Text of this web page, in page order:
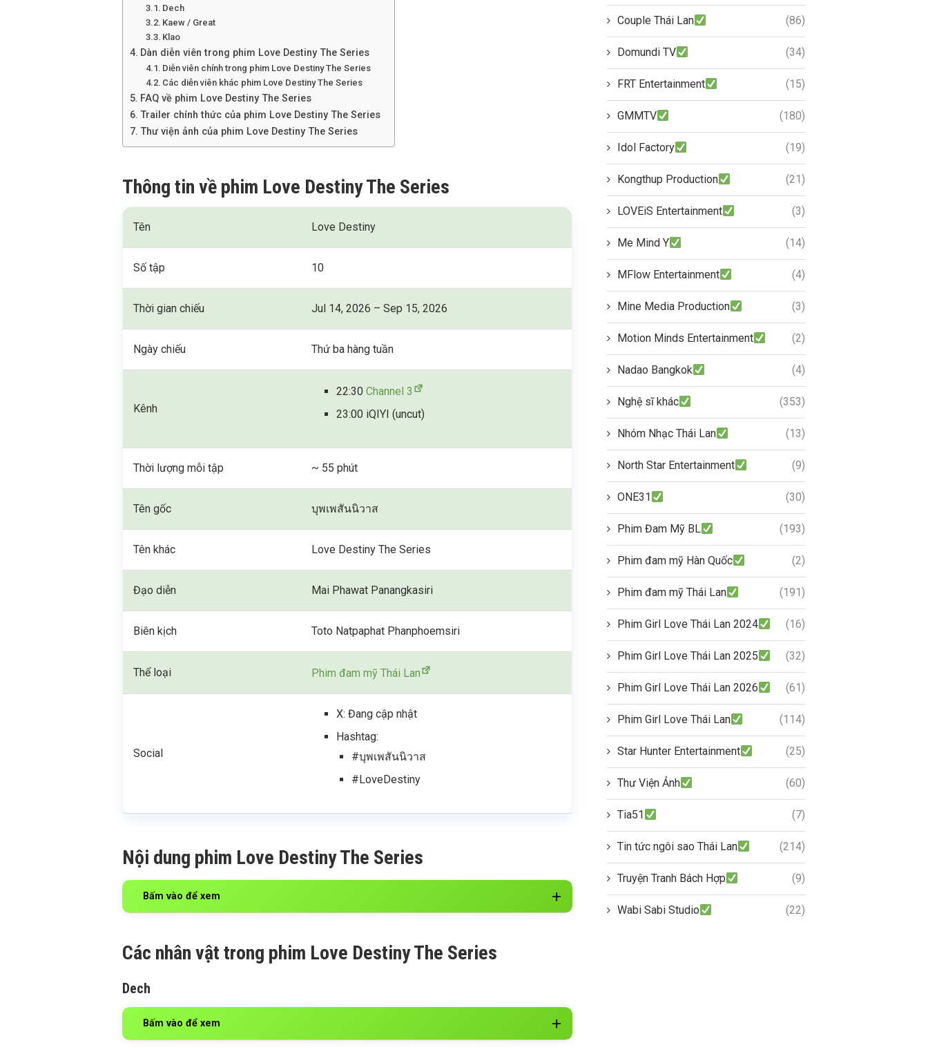
Dech
Kaew / Great
Klao
Dàn diễn viên trong phim Love Destiny The Series
Diễn viên chính trong phim Love Destiny The Series
Các diễn viên khác phim Love Destiny The Series
FAQ về phim Love Destiny The Series
Trailer chính thức của phim Love Destiny The Series
Thư viện ảnh của phim Love Destiny The Series
Thông tin về phim Love Destiny The Series
Tên Love Destiny
Số tập 10
Thời gian chiếu Jul 14, 2026 – Sep 15, 2026
Ngày chiếu Thứ ba hàng tuần
Kênh
22:30Channel 3
23:00 iQIYI (uncut)
Thời lượng mỗi tập ~ 55 phút
Tên gốc บุพเพสันนิวาส
Tên khác Love Destiny The Series
Đạo diễn Mai Phawat Panangkasiri
Biên kịch Toto Natpaphat Phanphoemsiri
Thể loại Phim đam mỹ Thái Lan
Social
X: Đang cập nhật
Hashtag:
#บุพเพสันนิวาส
#LoveDestiny
Nội dung phim Love Destiny The Series
Bấm vào để xem
Các nhân vật trong phim Love Destiny The Series
Dech
Bấm vào để xem
Couple Thái Lan (86)
Domundi TV (34)
FRT Entertainment (15)
GMMTV (180)
Idol Factory (19)
Kongthup Production (21)
LOVEiS Entertainment (3)
Me Mind Y (14)
MFlow Entertainment (4)
Mine Media Production (3)
Motion Minds Entertainment (2)
Nadao Bangkok (4)
Nghệ sĩ khác (353)
Nhóm Nhạc Thái Lan (13)
North Star Entertainment (9)
ONE31 (30)
Phim Đam Mỹ BL (193)
Phim đam mỹ Hàn Quốc (2)
Phim đam mỹ Thái Lan (191)
Phim Girl Love Thái Lan 2024 (16)
Phim Girl Love Thái Lan 2025 (32)
Phim Girl Love Thái Lan 2026 (61)
Phim Girl Love Thái Lan (114)
Star Hunter Entertainment (25)
Thư Viện Ảnh (60)
Tia51 (7)
Tin tức ngôi sao Thái Lan (214)
Truyện Tranh Bách Hợp (9)
Wabi Sabi Studio (22)